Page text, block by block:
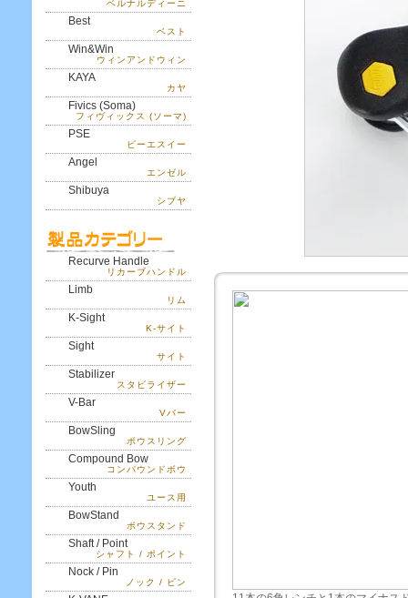
ベルナルディーニ
Best
ベスト
Win&Win
ウィンアンドウィン
KAYA
カヤ
Fivics (Soma)
フィヴィックス (ソーマ)
PSE
ピーエスイー
Angel
エンゼル
Shibuya
シブヤ
Recurve Handle
リカーブハンドル
Limb
リム
K-Sight
K-サイト
Sight
サイト
Stabilizer
スタビライザー
V-Bar
Vバー
BowSling
ボウスリング
Compound Bow
コンパウンドボウ
Youth
ユース用
BowStand
ボウスタンド
Shaft / Point
シャフト / ポイント
Nock / Pin
ノック / ピン